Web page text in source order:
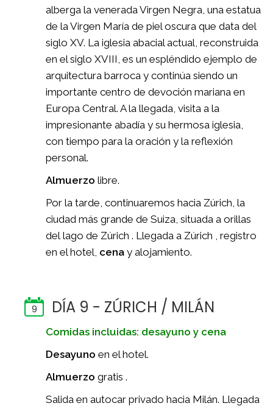
alberga la venerada Virgen Negra, una estatua
de la Virgen María de piel oscura que data del
siglo XV. La iglesia abacial actual, reconstruida
en el siglo XVIII, es un espléndido ejemplo de
arquitectura barroca y continúa siendo un
importante centro de devoción mariana en
Europa Central. A la llegada, visita a la
impresionante abadía y su hermosa iglesia,
con tiempo para la oración y la reflexión
personal.
Almuerzo libre.
Por la tarde, continuaremos hacia Zúrich, la
ciudad más grande de Suiza, situada a orillas
del lago de Zúrich . Llegada a Zúrich , registro
en el hotel, cena y alojamiento.
9 DÍA 9 - ZÚRICH / MILÁN
Comidas incluidas: desayuno y cena
Desayuno en el hotel.
Almuerzo gratis .
Salida en autocar privado hacia Milán. Llegada